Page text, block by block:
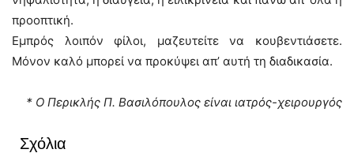
προοπτική.
Εμπρός λοιπόν φίλοι, μαζευτείτε να κουβεντιάσετε.
Μόνον καλό μπορεί να προκύψει απ’ αυτή τη διαδικασία.
* Ο Περικλής Π. Βασιλόπουλος είναι ιατρός-χειρουργός
Σχόλια